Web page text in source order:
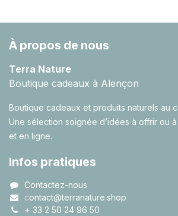
À propos de nous
Terra Nature
Boutique cadeaux à Alençon
Boutique cadeaux et produits naturels au
Une sélection soignée d’idées à offrir ou
et en ligne.
Infos pratiques
Contactez-nous
contact@terranature.shop
+ 33 2 50 24 96 50